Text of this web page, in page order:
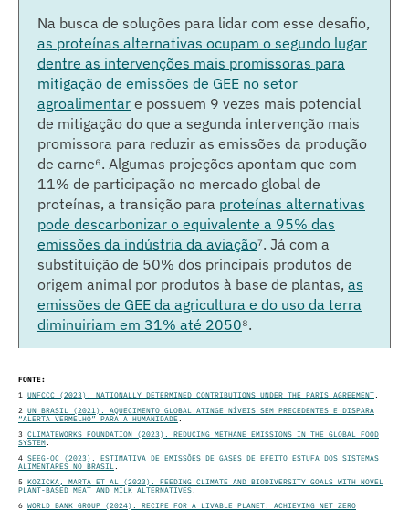
Na busca de soluções para lidar com esse desafio,
as proteínas alternativas ocupam o segundo lugar
dentre as intervenções mais promissoras para
mitigação de emissões de GEE no setor
agroalimentar e possuem 9 vezes mais potencial
de mitigação do que a segunda intervenção mais
promissora para reduzir as emissões da produção
de carne⁶. Algumas projeções apontam que com
11% de participação no mercado global de
proteínas, a transição para proteínas alternativas
pode descarbonizar o equivalente a 95% das
emissões da indústria da aviação⁷. Já com a
substituição de 50% dos principais produtos de
origem animal por produtos à base de plantas, as
emissões de GEE da agricultura e do uso da terra
diminuiriam em 31% até 2050⁸.
FONTE:
1 UNFCCC (2023). NATIONALLY DETERMINED CONTRIBUTIONS UNDER THE PARIS AGREEMENT.
2 UN BRASIL (2021). AQUECIMENTO GLOBAL ATINGE NÍVEIS SEM PRECEDENTES E DISPARA
“ALERTA VERMELHO” PARA A HUMANIDADE .
3 CLIMATEWORKS FOUNDATION (2023). REDUCING METHANE EMISSIONS IN THE GLOBAL FOOD
SYSTEM.
4 SEEG-OC (2023). ESTIMATIVA DE EMISSÕES DE GASES DE EFEITO ESTUFA DOS SISTEMAS
ALIMENTARES NO BRASIL.
5 KOZICKA, MARTA ET AL (2023). FEEDING CLIMATE AND BIODIVERSITY GOALS WITH NOVEL
PLANT-BASED MEAT AND MILK ALTERNATIVES.
6 WORLD BANK GROUP (2024). RECIPE FOR A LIVABLE PLANET: ACHIEVING NET ZERO